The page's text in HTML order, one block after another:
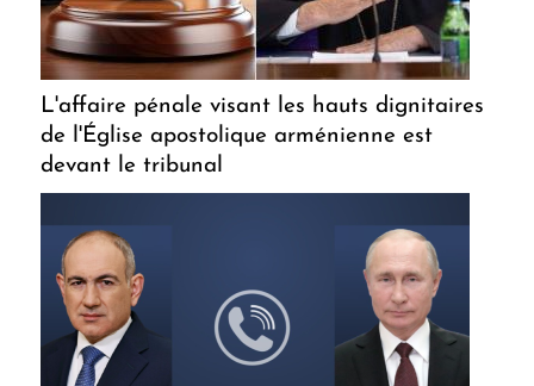
L'affaire pénale visant les hauts dignitaires
de l'Église apostolique arménienne est
devant le tribunal